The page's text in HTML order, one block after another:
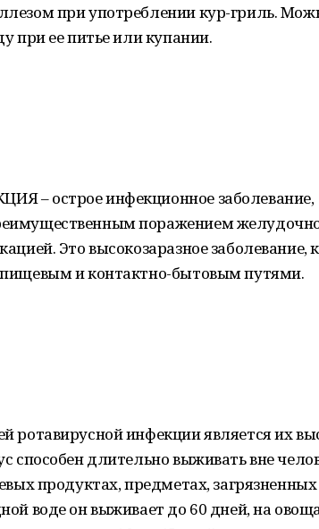
при употреблении кур-гриль.
при ее питье или купании.
– острое инфекционное заболевание,
поражением
Это высокозаразное заболевание,
и контактно-бытовым путями.
ротавирусной инфекции является их
способен длительно выживать вне
продуктах, предметах,
воде он выживает до 60 дней, на